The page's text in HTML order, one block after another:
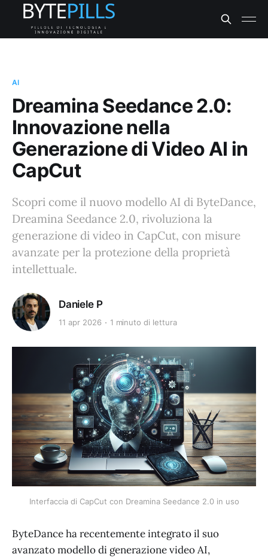
AI
Dreamina Seedance 2.0:
Innovazione nella
Generazione di Video AI in
CapCut
Scopri come il nuovo modello AI di ByteDance,
Dreamina Seedance 2.0, rivoluziona la
generazione di video in CapCut, con misure
avanzate per la protezione della proprietà
intellettuale.
Daniele P
11 apr 2026 1 minuto di lettura
Interfaccia di CapCut con Dreamina Seedance 2.0 in uso
ByteDance ha recentemente integrato il suo
avanzato modello di generazione video AI,